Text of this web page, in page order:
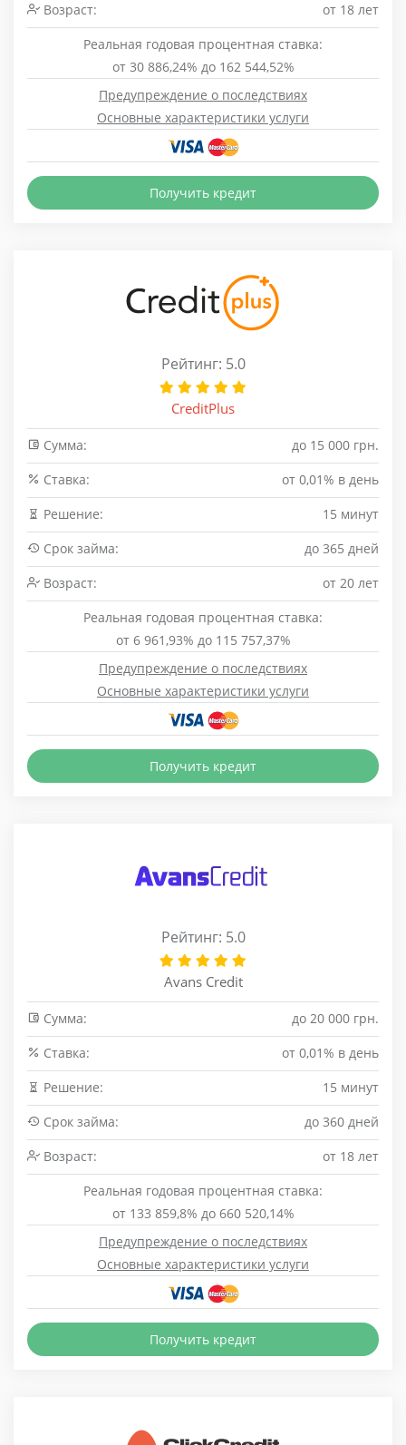
Возраст:
от 18 лет
Реальная годовая процентная ставка:
от 30 886,24% до 162 544,52%
Предупреждение о последствиях
Основные характеристики услуги
Получить кредит
Рейтинг: 5.0
CreditPlus
Сумма:
до 15 000 грн.
Cтавка:
от 0,01% в день
Решение:
15 минут
Срок займа:
до 365 дней
Возраст:
от 20 лет
Реальная годовая процентная ставка:
от 6 961,93% до 115 757,37%
Предупреждение о последствиях
Основные характеристики услуги
Получить кредит
Рейтинг: 5.0
Avans Credit
Сумма:
до 20 000 грн.
Cтавка:
от 0,01% в день
Решение:
15 минут
Срок займа:
до 360 дней
Возраст:
от 18 лет
Реальная годовая процентная ставка:
от 133 859,8% до 660 520,14%
Предупреждение о последствиях
Основные характеристики услуги
Получить кредит